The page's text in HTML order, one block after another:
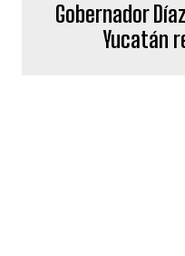
Gobernador
Yucatán